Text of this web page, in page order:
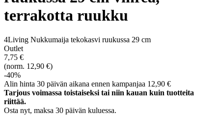
terrakotta ruukku
4Living Nukkumaija tekokasvi ruukussa 29 cm
Outlet
7,75 €
(norm. 12,90 €)
-40%
Alin hinta 30 päivän aikana ennen kampanjaa 12,90 €
Tarjous voimassa toistaiseksi tai niin kauan kuin tuotteita
riittää.
Osta nyt, ­maksa 30 päivän kuluessa.